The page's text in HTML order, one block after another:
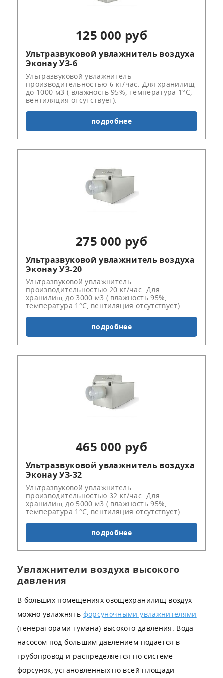
125 000 руб
Ультразвуковой увлажнитель воздуха
Эконау УЗ-6
Ультразвуковой увлажнитель
производительностью 6 кг/час. Для хранилищ
до 1000 м3 ( влажность 95%, температура 1°С,
вентиляция отсутствует).
подробнее
275 000 руб
Ультразвуковой увлажнитель воздуха
Эконау УЗ-20
Ультразвуковой увлажнитель
производительностью 20 кг/час. Для
хранилищ до 3000 м3 ( влажность 95%,
температура 1°С, вентиляция отсутствует).
подробнее
465 000 руб
Ультразвуковой увлажнитель воздуха
Эконау УЗ-32
Ультразвуковой увлажнитель
производительностью 32 кг/час. Для
хранилищ до 5000 м3 ( влажность 95%,
температура 1°С, вентиляция отсутствует).
подробнее
Увлажнители воздуха высокого
давления
В больших помещениях овощехранилищ воздух
можно увлажнять форсуночными увлажнителями
(генераторами тумана) высокого давления. Вода
насосом под большим давлением подается в
трубопровод и распределяется по системе
форсунок, установленных по всей площади